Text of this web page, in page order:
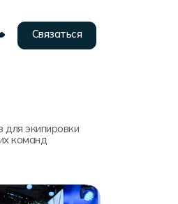
Связаться
экипировки
команд